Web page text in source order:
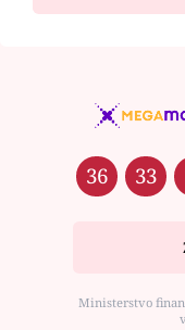
36 33
Ministerstvo